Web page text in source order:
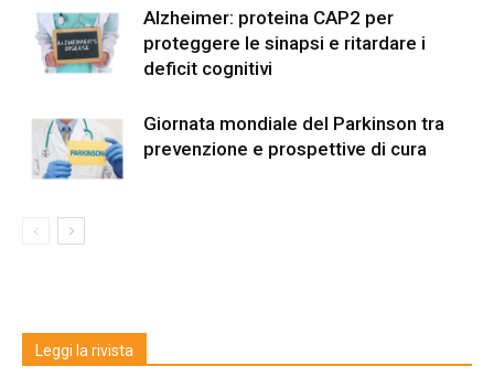
Alzheimer: proteina CAP2 per
proteggere le sinapsi e ritardare i
deficit cognitivi
Giornata mondiale del Parkinson tra
prevenzione e prospettive di cura
Leggi la rivista